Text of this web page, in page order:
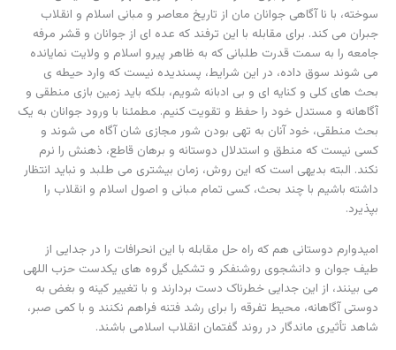
سوخته، با نا آگاهی جوانان مان از تاریخ معاصر و مبانی اسلام و انقلاب
جبران می کند. برای مقابله با این ترفند که عده ای از جوانان و قشر مرفه
جامعه را به سمت قدرت طلبانی که به ظاهر پیرو اسلام و ولایت نمایانده
می شوند سوق داده، در این شرایط، پسندیده نیست که وارد حیطه ی
بحث های کلی و کنایه ای و بی ادبانه شویم، بلکه باید زمین بازی منطقی و
آگاهانه و مستدل خود را حفظ و تقویت کنیم. مطمئنا با ورود جوانان به یک
بحث منطقی، خود آنان به تهی بودن شور مجازی شان آگاه می شوند و
کسی نیست که منطق و استدلال دوستانه و برهان قاطع، ذهنش را نرم
نکند. البته بدیهی است که این روش، زمان بیشتری می طلبد و نباید انتظار
داشته باشیم با چند بحث، کسی تمام مبانی و اصول اسلام و انقلاب را
بپذیرد.
امیدوارم دوستانی هم که راه حل مقابله با این انحرافات را در جدایی از
طیف جوان و دانشجوی روشنفکر و تشکیل گروه های یکدست حزب اللهی
می بینند، از این جدایی خطرناک دست بردارند و با تغییر کینه و بغض به
دوستی آگاهانه، محیط تفرقه را برای رشد فتنه فراهم نکنند و با کمی صبر،
شاهد تأثیری ماندگار در روند گفتمان انقلاب اسلامی باشند.